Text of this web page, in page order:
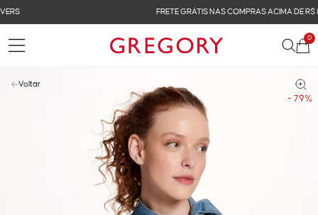
FRETE GRÁTIS NAS COMPRAS ACIMA DE R$ 899
0
- 79%
Voltar